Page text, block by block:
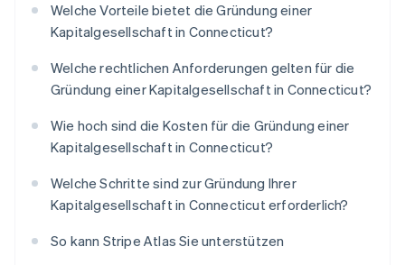
Welche Vorteile bietet die Gründung einer
Kapitalgesellschaft in Connecticut?
Welche rechtlichen Anforderungen gelten für die
Gründung einer Kapitalgesellschaft in Connecticut?
Wie hoch sind die Kosten für die Gründung einer
Kapitalgesellschaft in Connecticut?
Welche Schritte sind zur Gründung Ihrer
Kapitalgesellschaft in Connecticut erforderlich?
So kann Stripe Atlas Sie unterstützen